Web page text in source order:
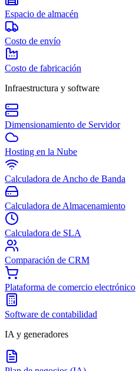
Espacio de almacén
Costo de envío
Costo de fabricación
Infraestructura y software
Dimensionamiento de Servidor
Hosting en la Nube
Calculadora de Ancho de Banda
Calculadora de Almacenamiento
Calculadora de SLA
Comparación de CRM
Plataforma de comercio electrónico
Software de contabilidad
IA y generadores